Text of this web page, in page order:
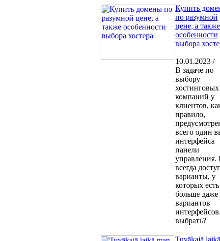
Купить
по разумной
цене, а также
особенности
выбора
10.01.2023 /
В задаче по
выбору
хостинговых
компаний у
клиентов,
правило,
всего один
интерфейса
панели
управления.
всегда
варианты, у
которых есть
больше даже
вариантов
выбрать?
Tuvākajā laikā